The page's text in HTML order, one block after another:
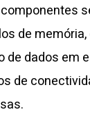
de
de dados em
de